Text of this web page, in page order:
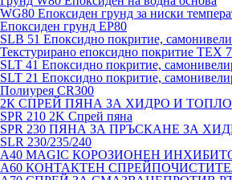
WG80 Епоксиден грунд за ниски
Епоксиден грунд EP80
SLB 51 Епоксидно покритие,
Текстурирано епоксидно покритие TEX
SLT 41 Епоксидно покритие,
SLT 21 Епоксидно покритие,
Полиурея CR300
2К СПРЕЙ ПЯНА ЗА ХИДРО И
SPR 210 2K Спрей пяна
SPR 230 ПЯНА ЗА ПРЪСКАНЕ ЗА
SLR 230/235/240
A40 MAGIC КОРОЗИОНЕН
A60 КОНТАКТЕН